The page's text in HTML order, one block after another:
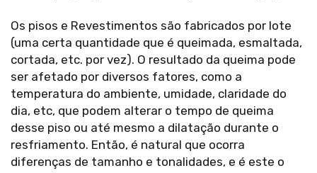
Os pisos e Revestimentos são fabricados por lote
(uma certa quantidade que é queimada, esmaltada,
cortada, etc. por vez). O resultado da queima pode
ser afetado por diversos fatores, como a
temperatura do ambiente, umidade, claridade do
dia, etc, que podem alterar o tempo de queima
desse piso ou até mesmo a dilatação durante o
resfriamento. Então, é natural que ocorra
diferenças de tamanho e tonalidades, e é este o